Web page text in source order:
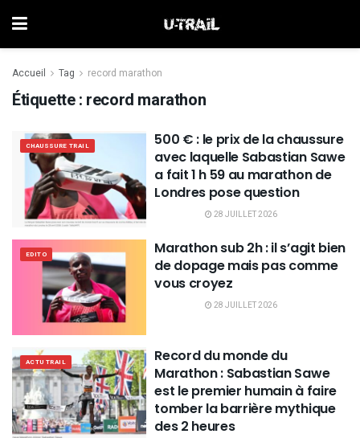
Accueil Tag record marathon
Étiquette : record marathon
CHAUSSURE TRAIL
500 € : le prix de la chaussure
avec laquelle Sabastian Sawe
a fait 1 h 59 au marathon de
Londres pose question
28 JUILLET 2026
EDITO
Marathon sub 2h : il s’agit bien
de dopage mais pas comme
vous croyez
28 JUILLET 2026
ACTU TRAIL
Record du monde du
Marathon : Sabastian Sawe
est le premier humain à faire
tomber la barrière mythique
des 2 heures